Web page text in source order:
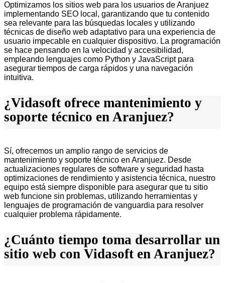
Optimizamos los sitios web para los usuarios de Aranjuez
implementando SEO local, garantizando que tu contenido
sea relevante para las búsquedas locales y utilizando
técnicas de diseño web adaptativo para una experiencia de
usuario impecable en cualquier dispositivo. La programación
se hace pensando en la velocidad y accesibilidad,
empleando lenguajes como Python y JavaScript para
asegurar tiempos de carga rápidos y una navegación
intuitiva.
¿Vidasoft ofrece mantenimiento y
soporte técnico en Aranjuez?
Sí, ofrecemos un amplio rango de servicios de
mantenimiento y soporte técnico en Aranjuez. Desde
actualizaciones regulares de software y seguridad hasta
optimizaciones de rendimiento y asistencia técnica, nuestro
equipo está siempre disponible para asegurar que tu sitio
web funcione sin problemas, utilizando herramientas y
lenguajes de programación de vanguardia para resolver
cualquier problema rápidamente.
¿Cuánto tiempo toma desarrollar un
sitio web con Vidasoft en Aranjuez?